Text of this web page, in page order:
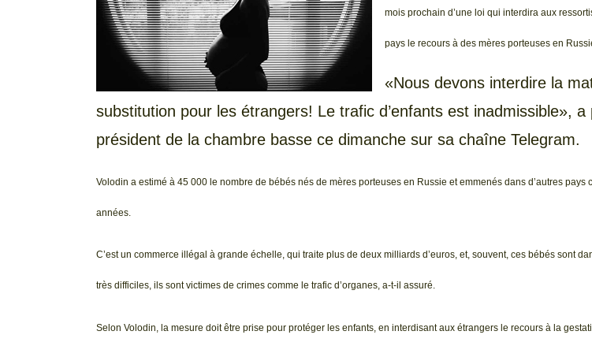
mois prochain d’une loi qui interdira aux
pays le recours à des mères porteuses en
«Nous devons interdire la
substitution pour les étrangers! Le trafic d’enfants est inadmissible», a
président de la chambre basse ce dimanche sur sa chaîne Telegram.
Volodin a estimé à 45 000 le nombre de bébés nés de mères porteuses en Russie et emmenés dans d’autres pays
années.
C’est un commerce illégal à grande échelle, qui traite plus de deux milliards d’euros, et, souvent, ces bébés sont
très difficiles, ils sont victimes de crimes comme le trafic d’organes, a-t-il assuré.
Selon Volodin, la mesure doit être prise pour protéger les enfants, en interdisant aux étrangers le recours à la